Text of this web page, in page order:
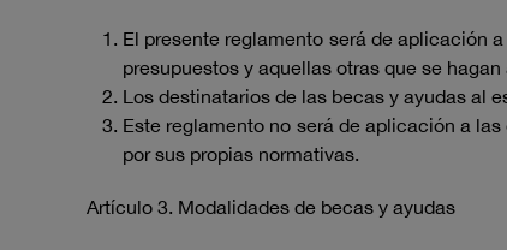
El presente reglamento será de aplicación
presupuestos y aquellas otras que se
Los destinatarios de las becas y ayudas al
Este reglamento no será de aplicación a
por sus propias normativas.
Artículo 3. Modalidades de becas y ayudas